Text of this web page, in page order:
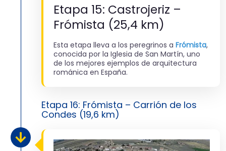
Etapa 15: Castrojeriz –
Frómista (25,4 km)
Esta etapa lleva a los peregrinos a Frómista,
conocida por la Iglesia de San Martín, uno
de los mejores ejemplos de arquitectura
románica en España.
Etapa 16: Frómista – Carrión de los
Condes (19,6 km)